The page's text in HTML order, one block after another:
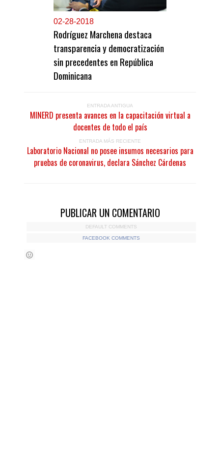
02-28-2018
Rodríguez Marchena destaca
transparencia y democratización
sin precedentes en República
Dominicana
ENTRADA ANTIGUA
MINERD presenta avances en la capacitación virtual a
docentes de todo el país
ENTRADA MÁS RECIENTE
Laboratorio Nacional no posee insumos necesarios para
pruebas de coronavirus, declara Sánchez Cárdenas
PUBLICAR UN COMENTARIO
DEFAULT COMMENTS
FACEBOOK COMMENTS